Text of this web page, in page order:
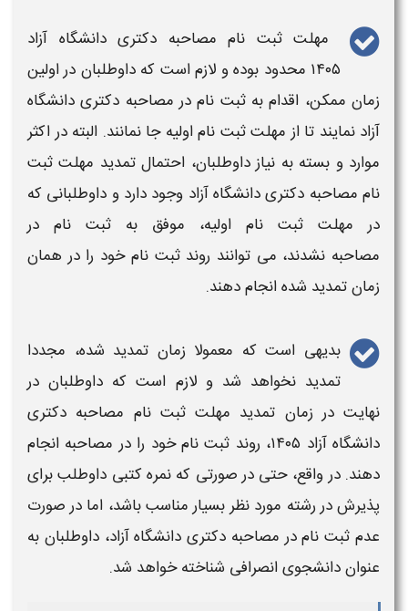
مهلت ثبت نام مصاحبه دکتری دانشگاه آزاد
۱۴۰۵ محدود بوده و لازم است که داوطلبان در اولین
زمان ممکن، اقدام بهثبت نام در مصاحبه دکتری دانشگاه
آزاد نمایند تا ازمهلت ثبت ناماولیه جا نمانند. البته در اکثر
موارد و بسته به نیاز داوطلبان، احتمالتمدید مهلت ثبت
نام مصاحبه دکتری دانشگاه آزاد وجود دارد و داوطلبانی که
درمهلت ثبت نام اولیه، موفق به ثبت نام در
مصاحبه نشدند، می توانند روند ثبت نام خود را در همان
زمانتمدید شده انجام دهند.
بدیهی است که معمولا زمان تمدید شده، مجددا
تمدیدنخواهد شد و لازم است که داوطلبان در
نهایت در زمان تمدید مهلت ثبت نام مصاحبه دکتری
دانشگاه آزاد ۱۴۰۵
، روند ثبت نامخود را در مصاحبه انجام
دهند. در واقع، حتی در صورتی که نمره کتبی داوطلب برای
پذیرش در رشته مورد نظر بسیار مناسب باشد، اما در صورت
عدمثبت نامدر مصاحبه دکتری دانشگاه آزاد، داوطلبان به
عنوان دانشجوی انصرافی شناخته خواهد شد.